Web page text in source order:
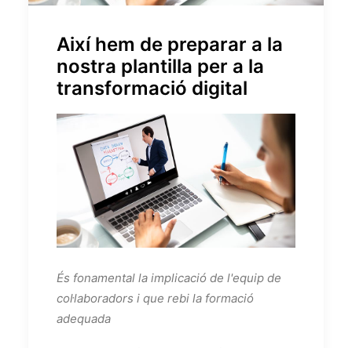
Així hem de preparar a la
nostra plantilla per a la
transformació digital
És fonamental la implicació de l'equip de
col·laboradors i que rebi la formació
adequada